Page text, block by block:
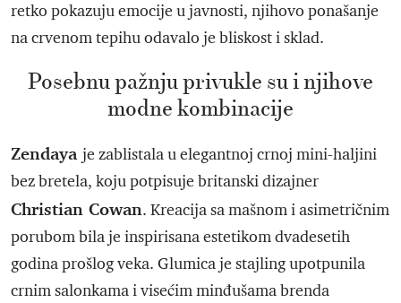
retko pokazuju emocije u javnosti, njihovo ponašanje
na crvenom tepihu odavalo je bliskost i sklad.
Posebnu pažnju privukle su i njihove
modne kombinacije
Zendaya je zablistala u elegantnoj crnoj mini-haljini
bez bretela, koju potpisuje britanski dizajner
Christian Cowan. Kreacija sa mašnom i asimetričnim
porubom bila je inspirisana estetikom dvadesetih
godina prošlog veka. Glumica je stajling upotpunila
crnim salonkama i visećim minđušama brenda